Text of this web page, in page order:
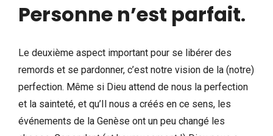
Personne n’est parfait.
Le deuxième aspect important pour se libérer des
remords et se pardonner, c’est notre vision de la (notre)
perfection. Même si Dieu attend de nous la perfection
et la sainteté, et qu’Il nous a créés en ce sens, les
événements de la Genèse ont un peu changé les